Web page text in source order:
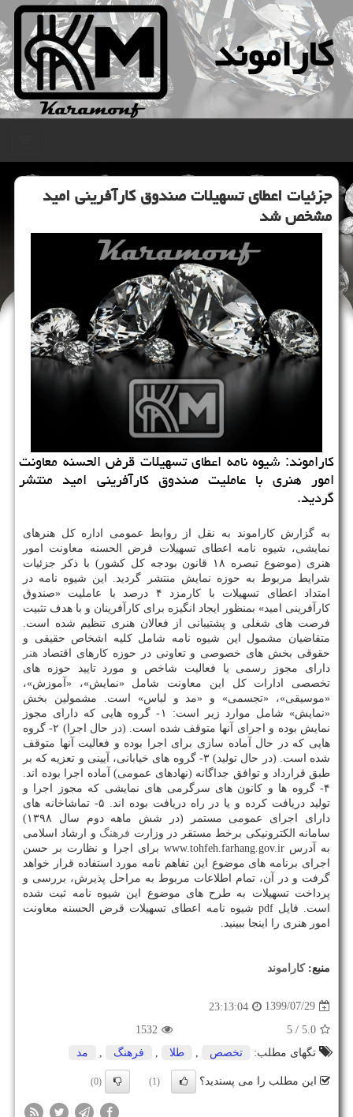
كاراموند
جزئیات اعطای تسهیلات صندوق كارآفرینی امید
مشخص شد
كاراموند: شیوه نامه اعطای تسهیلات قرض الحسنه معاونت
امور هنری با عاملیت صندوق كارآفرینی امید منتشر
گردید.
به گزارش کاراموند به نقل از روابط عمومی اداره کل هنرهای
نمایشی، شیوه نامه اعطای تسهیلات قرض الحسنه معاونت امور
هنری (موضوع تبصره ۱۸ قانون بودجه کل کشور) با ذکر جزئیات
شرایط مربوط به حوزه نمایش منتشر گردید. این شیوه نامه در
امتداد اعطای تسهیلات با کارمزد ۴ درصد با عاملیت «صندوق
کارآفرینی امید» بمنظور ایجاد انگیزه برای کارآفرینان و با هدف تثبیت
فرصت های شغلی و پشتیبانی از فعالان هنری تنظیم شده است.
متقاضیان مشمول این شیوه نامه شامل کلیه اشخاص حقیقی و
حقوقی بخش های خصوصی و تعاونی در حوزه کارهای اقتصاد هنر
دارای مجوز رسمی یا فعالیت شاخص و مورد تایید حوزه های
تخصصی ادارات کل این معاونت شامل «نمایش»، «آموزش»،
«موسیقی»، «تجسمی» و «مد و لباس» است. مشمولین بخش
«نمایش» شامل موارد زیر است: ۱- گروه هایی که دارای مجوز
نمایش بوده و اجرای آنها متوقف شده است. (در حال اجرا) ۲- گروه
هایی که در حال آماده سازی برای اجرا بوده و فعالیت آنها متوقف
شده است. (در حال تولید) ۳- گروه های خیابانی، آیینی و تعزیه که بر
طبق قرارداد و توافق جداگانه (نهادهای عمومی) آماده اجرا بوده اند.
۴- گروه ها و کانون های سرگرمی های نمایشی که مجوز اجرا و
تولید دریافت کرده و یا در راه دریافت بوده اند. ۵- تماشاخانه های
دارای اجرای عمومی مستمر (در شش ماهه دوم سال ۱۳۹۸)
سامانه الکترونیکی برخط مستقر در وزارت فرهنگ و ارشاد اسلامی
به آدرس www.tohfeh.farhang.gov.ir برای اجرا و نظارت بر حسن
اجرای برنامه های موضوع این تفاهم نامه مورد استفاده قرار خواهد
گرفت و در آن، تمام اطلاعات مربوط به مراحل پذیرش، بررسی و
پرداخت تسهیلات به طرح های موضوع این شیوه نامه ثبت شده
است. فایل pdf شیوه نامه اعطای تسهیلات قرض الحسنه معاونت
امور هنری را اینجا ببینید.
منبع:كاراموند
1399/07/29
23:13:04
5.0
/ 5
1532
تگهای مطلب:
تخصص طلا فرهنگ مد
این مطلب را می پسندید؟ (1)
(0)